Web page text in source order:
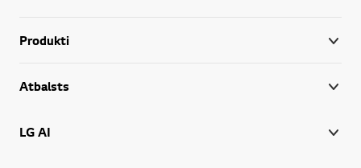
Produkti
Atbalsts
LG AI